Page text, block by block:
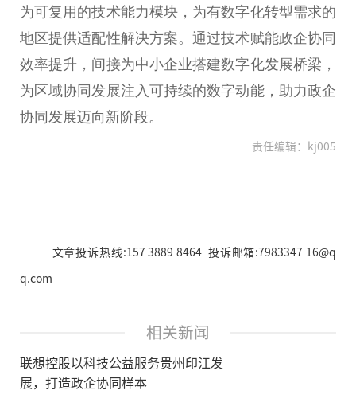
为可复用的技术能力模块，为有数字化转型需求的
地区提供适配性解决方案。通过技术赋能政企协同
效率提升，间接为中小企业搭建数字化发展桥梁，
为区域协同发展注入可持续的数字动能，助力政企
协同发展迈向新阶段。
责任编辑：kj005
文章投诉热线:157 3889 8464 投诉邮箱:7983347 16@q
q.com
相关新闻
联想控股以科技公益服务贵州印江发
展，打造政企协同样本